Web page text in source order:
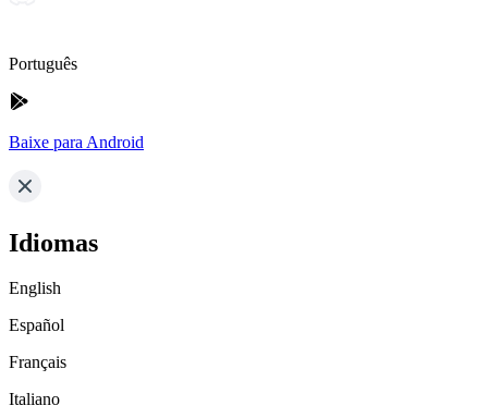
Português
Baixe para Android
Idiomas
English
Español
Français
Italiano